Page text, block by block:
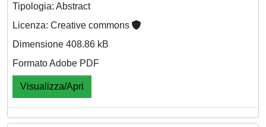
Tipologia: Abstract
Licenza: Creative commons
Dimensione 408.86 kB
Formato Adobe PDF
Visualizza/Apri